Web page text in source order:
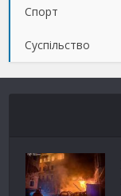
Спорт
Суспільство